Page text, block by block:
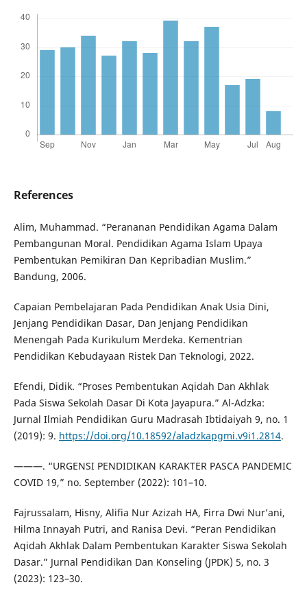
References
Alim, Muhammad. “Perananan Pendidikan Agama Dalam
Pembangunan Moral. Pendidikan Agama Islam Upaya
Pembentukan Pemikiran Dan Kepribadian Muslim.”
Bandung, 2006.
Capaian Pembelajaran Pada Pendidikan Anak Usia Dini,
Jenjang Pendidikan Dasar, Dan Jenjang Pendidikan
Menengah Pada Kurikulum Merdeka. Kementrian
Pendidikan Kebudayaan Ristek Dan Teknologi, 2022.
Efendi, Didik. “Proses Pembentukan Aqidah Dan Akhlak
Pada Siswa Sekolah Dasar Di Kota Jayapura.” Al-Adzka:
Jurnal Ilmiah Pendidikan Guru Madrasah Ibtidaiyah 9, no. 1
(2019): 9. https://doi.org/10.18592/aladzkapgmi.v9i1.2814.
———. “URGENSI PENDIDIKAN KARAKTER PASCA PANDEMIC
COVID 19,” no. September (2022): 101–10.
Fajrussalam, Hisny, Alifia Nur Azizah HA, Firra Dwi Nur’ani,
Hilma Innayah Putri, and Ranisa Devi. “Peran Pendidikan
Aqidah Akhlak Dalam Pembentukan Karakter Siswa Sekolah
Dasar.” Jurnal Pendidikan Dan Konseling (JPDK) 5, no. 3
(2023): 123–30.